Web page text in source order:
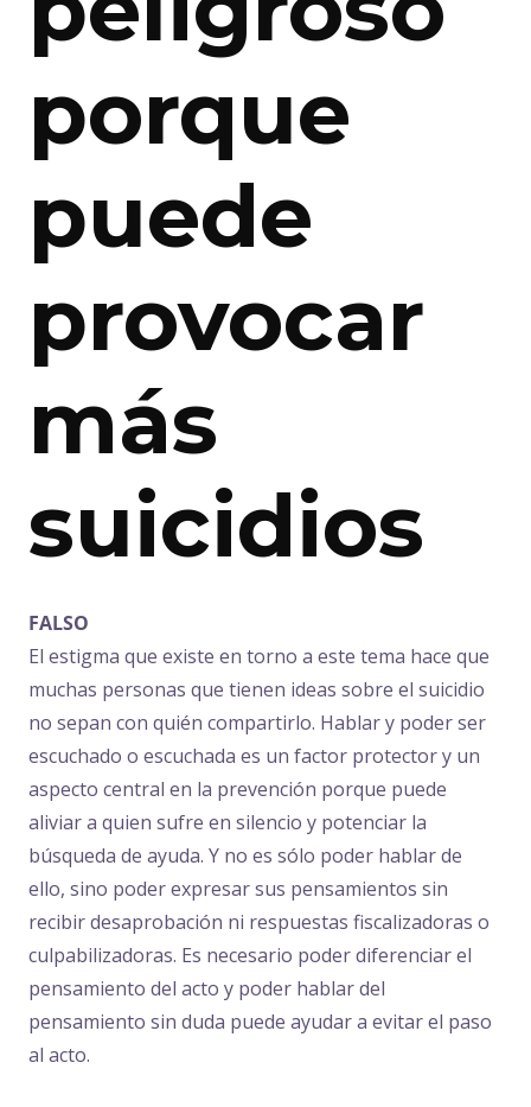
porque
puede
provocar
más
suicidios
FALSO
El estigma que existe en torno a este tema hace que
muchas personas que tienen ideas sobre el suicidio
no sepan con quién compartirlo. Hablar y poder ser
escuchado o escuchada es un factor protector y un
aspecto central en la prevención porque puede
aliviar a quien sufre en silencio y potenciar la
búsqueda de ayuda. Y no es sólo poder hablar de
ello, sino poder expresar sus pensamientos sin
recibir desaprobación ni respuestas fiscalizadoras o
culpabilizadoras. Es necesario poder diferenciar el
pensamiento del acto y poder hablar del
pensamiento sin duda puede ayudar a evitar el paso
al acto.